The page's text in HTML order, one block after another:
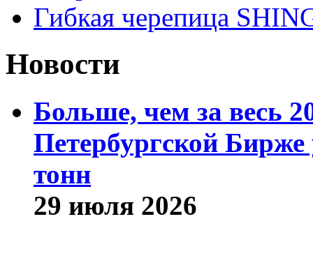
Гибкая черепица
Новости
Больше, чем за весь
Петербургской
тонн
29 июля 2026